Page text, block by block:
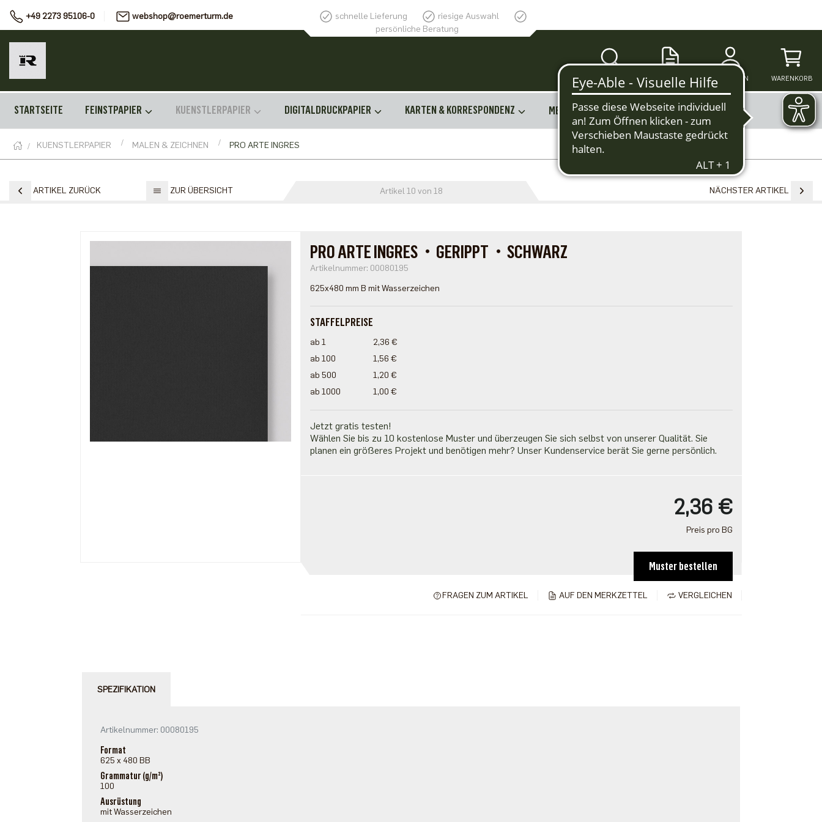
+49 2273 95106-0 webshop@roemerturm.de schnelle Lieferung
riesige Auswahl
persönliche Beratung
SUCHE MERKZETTEL ANMELDEN WARENKORB
STARTSEITE FEINSTPAPIER KUENSTLERPAPIER DIGITALDRUCKPAPIER KARTEN & KORRESPONDENZ MEHR
KUENSTLERPAPIER MALEN & ZEICHNEN PRO ARTE INGRES
ARTIKEL ZURÜCK ZUR ÜBERSICHT Artikel 10 von 18 NÄCHSTER ARTIKEL
PRO ARTE INGRES・GERIPPT・SCHWARZ
Artikelnummer: 00080195
625x480 mm B mit Wasserzeichen
STAFFELPREISE
ab 1
2,36 €
ab 100
1,56 €
ab 500
1,20 €
ab 1000
1,00 €
Jetzt gratis testen!
Wählen Sie bis zu 10 kostenlose Muster und überzeugen Sie sich selbst von unserer Qualität. Sie
planen ein größeres Projekt und benötigen mehr? Unser Kundenservice berät Sie gerne persönlich.
2,36 €
Preis pro BG
Muster bestellen
VERGLEICHEN
AUF DEN MERKZETTEL
FRAGEN ZUM ARTIKEL
SPEZIFIKATION
Artikelnummer: 00080195
Format
625 x 480 BB
Grammatur (g/m²)
100
Ausrüstung
mit Wasserzeichen